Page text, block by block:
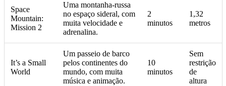
Space
Mountain:
Mission 2
Uma montanha-russa
no espaço sideral, com
muita velocidade e
adrenalina.
2
minutos
1,32
metros
It’s a Small
World
Um passeio de barco
pelos continentes do
mundo, com muita
música e animação.
10
minutos
Sem
restrição
de
altura